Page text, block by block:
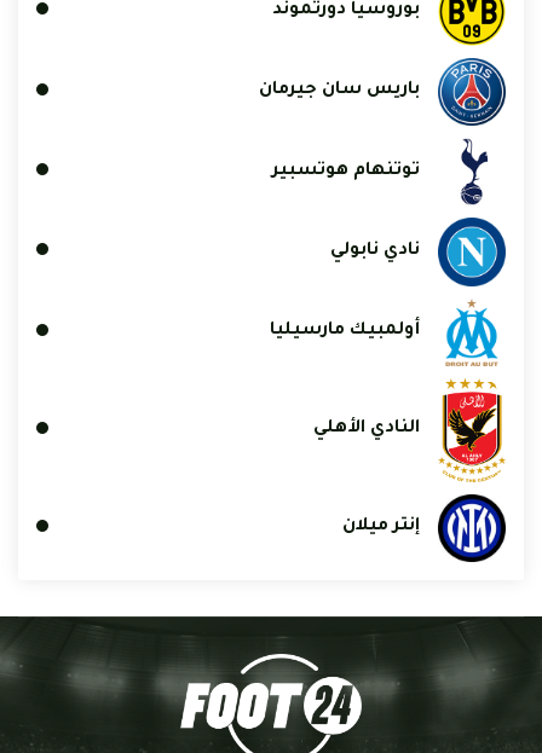
بوروسيا دورتموند
باريس سان جيرمان
توتنهام هوتسبير
نادي نابولي
أولمبيك مارسيليا
النادي الأهلي
إنتر ميلان